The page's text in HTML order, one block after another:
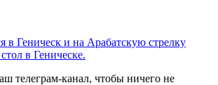
в Геническ и на Арабатскую стрелку
в Геническе.
телеграм-канал, чтобы ничего не